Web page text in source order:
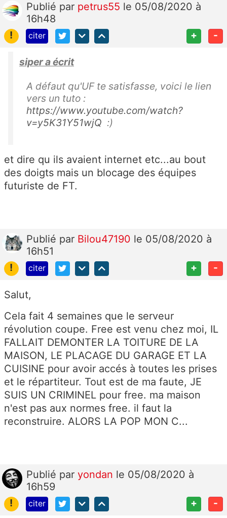
Publié par petrus55 le 05/08/2020 à
16h48
!
citer + -
siper a écrit
A défaut qu'UF te satisfasse, voici le lien
vers un tuto :
https://www.youtube.com/watch?
v=y5K31Y51wjQ :)
et dire qu ils avaient internet etc...au bout
des doigts mais un blocage des équipes
futuriste de FT.
Publié par Bilou47190 le 05/08/2020 à
16h51
!
citer + -
Salut,
Cela fait 4 semaines que le serveur
révolution coupe. Free est venu chez moi, IL
FALLAIT DEMONTER LA TOITURE DE LA
MAISON, LE PLACAGE DU GARAGE ET LA
CUISINE pour avoir accés à toutes les prises
et le répartiteur. Tout est de ma faute, JE
SUIS UN CRIMINEL pour free. ma maison
n'est pas aux normes free. il faut la
reconstruire. ALORS LA POP MON C...
Publié par yondan le 05/08/2020 à
16h59
!
citer + -